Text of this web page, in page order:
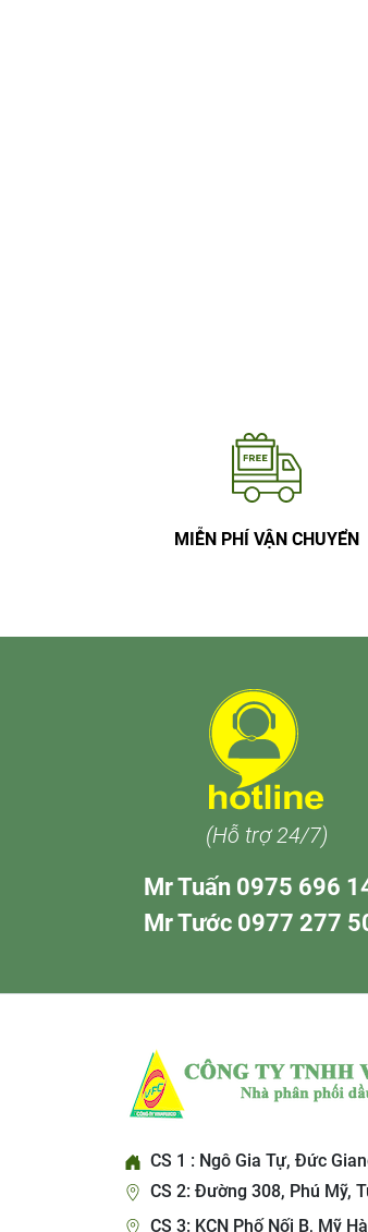
MIỄN PHÍ VẬN CHUYỂN
(Hỗ trợ 24/7)
Mr Tuấn 0975 696
Mr Tước 0977 277
CS 1 : Ngô Gia Tự, Đức
CS 2: Đường 308, Phú Mỹ,
CS 3: KCN Phố Nối B, Mỹ